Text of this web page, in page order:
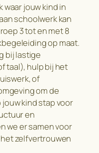
waar jouw kind in
schoolwerk kan
3 tot en met 8
op maat.
bij lastige
taal), hulp bij het
of
om de
kind stap voor
en
we er samen voor
zelfvertrouwen